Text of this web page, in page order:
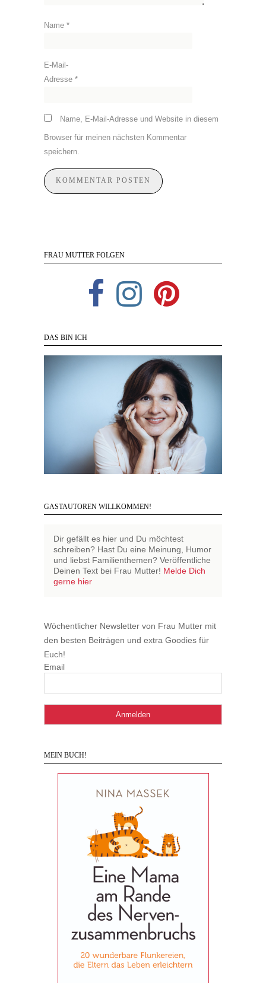
Name *
E-Mail-
Adresse *
Name, E-Mail-Adresse und Website in diesem
Browser für meinen nächsten Kommentar
speichern.
FRAU MUTTER FOLGEN
DAS BIN ICH
GASTAUTOREN WILLKOMMEN!
Dir gefällt es hier und Du möchtest
schreiben? Hast Du eine Meinung, Humor
und liebst Familienthemen? Veröffentliche
Deinen Text bei Frau Mutter! Melde Dich
gerne hier
Wöchentlicher Newsletter von Frau Mutter mit
den besten Beiträgen und extra Goodies für
Euch!
Email
MEIN BUCH!